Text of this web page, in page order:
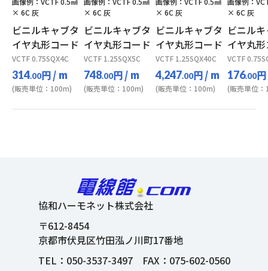
× 6C 灰
ビニルキャブタ
イヤ丸形コード
VCTF 0.75SQX4C
314.00円/ m
(販売単位：100m)
× 6C 灰
ビニルキャブタ
イヤ丸形コード
VCTF 1.25SQX5C
748.00円/ m
(販売単位：100m)
× 6C 灰
ビニルキャブタ
イヤ丸形コード
VCTF 1.25SQX40C
4,247.00円/ m
(販売単位：100m)
× 6C 灰
ビニル
イヤ丸
VCTF
176.00円
(販売単位
協和ハーモネット株式会社
〒612-8454
京都市伏見区竹田泓ノ川町17番地
TEL： 050-3537-3497FAX：075-602-0560